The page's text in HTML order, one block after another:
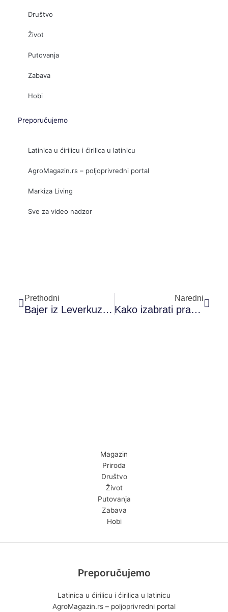
Društvo
Život
Putovanja
Zabava
Hobi
Preporučujemo
Latinica u ćirilicu i ćirilica u latinicu
AgroMagazin.rs – poljoprivredni portal
Markiza Living
Sve za video nadzor
Prethodni
Bajer iz Leverkuzena prvak Nemačke!
Naredni
Kako izabrati pravu opremu za kupatilo?
Magazin
Priroda
Društvo
Život
Putovanja
Zabava
Hobi
Preporučujemo
Latinica u ćirilicu i ćirilica u latinicu
AgroMagazin.rs – poljoprivredni portal